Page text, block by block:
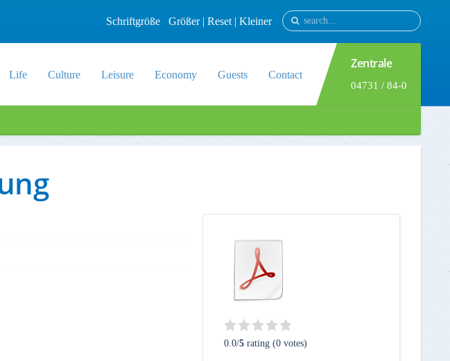
Schriftgröße Größer| Reset | Kleiner
Life Culture Leisure Economy Guests Contact
Zentrale
04731 / 84-0
0.0/5 rating (0 votes)